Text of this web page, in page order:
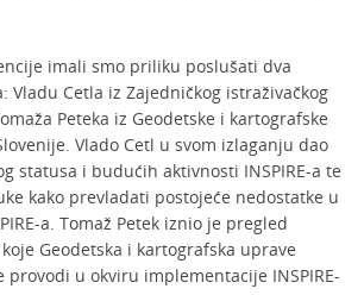
imali smo priliku poslušati dva
Vladu Cetla iz Zajedničkog istraživačkog
Peteka iz Geodetske i kartografske
Vlado Cetl u svom izlaganju dao
statusa i budućih aktivnosti INSPIRE-a te
kako prevladati postojeće nedostatke u
a. Tomaž Petek iznio je pregled
Geodetska i kartografska uprave
provodi u okviru implementacije INSPIRE-